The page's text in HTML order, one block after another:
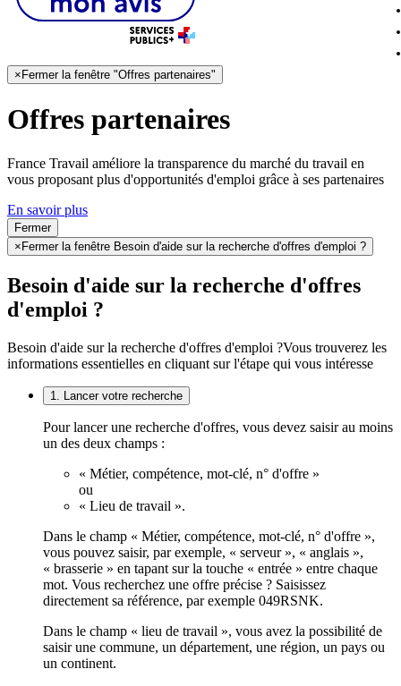
× Fermer la fenêtre "Offres partenaires"
Offres partenaires
France Travail améliore la transparence du marché du travail en
vous proposant plus d'opportunités d'emploi grâce à ses partenaires
En savoir plus
Fermer
× Fermer la fenêtre Besoin d'aide sur la recherche d'offres d'emploi ?
Besoin d'aide sur la recherche d'offres
d'emploi ?
Besoin d'aide sur la recherche d'offres d'emploi ?Vous trouverez les
informations essentielles en cliquant sur l'étape qui vous intéresse
1. Lancer votre recherche
Pour lancer une recherche d'offres, vous devez saisir au moins
un des deux champs :
« Métier, compétence, mot-clé, n° d'offre »
ou
« Lieu de travail ».
Dans le champ « Métier, compétence, mot-clé, n° d'offre »,
vous pouvez saisir, par exemple, « serveur », « anglais »,
« brasserie » en tapant sur la touche « entrée » entre chaque
mot. Vous recherchez une offre précise ? Saisissez
directement sa référence, par exemple 049RSNK.
Dans le champ « lieu de travail », vous avez la possibilité de
saisir une commune, un département, une région, un pays ou
un continent.